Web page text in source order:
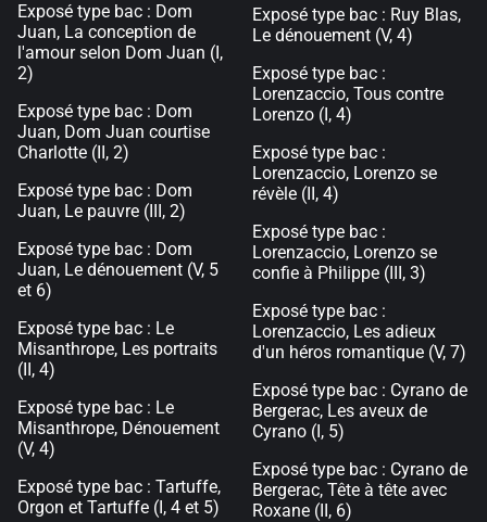
Exposé type bac : Dom
Juan, La conception de
l'amour selon Dom Juan (I,
2)
Exposé type bac : Dom
Juan, Dom Juan courtise
Charlotte (II, 2)
Exposé type bac : Dom
Juan, Le pauvre (III, 2)
Exposé type bac : Dom
Juan, Le dénouement (V, 5
et 6)
Exposé type bac : Le
Misanthrope, Les portraits
(II, 4)
Exposé type bac : Le
Misanthrope, Dénouement
(V, 4)
Exposé type bac : Tartuffe,
Orgon et Tartuffe (I, 4 et 5)
Exposé type bac : Ruy Blas,
Le dénouement (V, 4)
Exposé type bac :
Lorenzaccio, Tous contre
Lorenzo (I, 4)
Exposé type bac :
Lorenzaccio, Lorenzo se
révèle (II, 4)
Exposé type bac :
Lorenzaccio, Lorenzo se
confie à Philippe (III, 3)
Exposé type bac :
Lorenzaccio, Les adieux
d'un héros romantique (V, 7)
Exposé type bac : Cyrano de
Bergerac, Les aveux de
Cyrano (I, 5)
Exposé type bac : Cyrano de
Bergerac, Tête à tête avec
Roxane (II, 6)